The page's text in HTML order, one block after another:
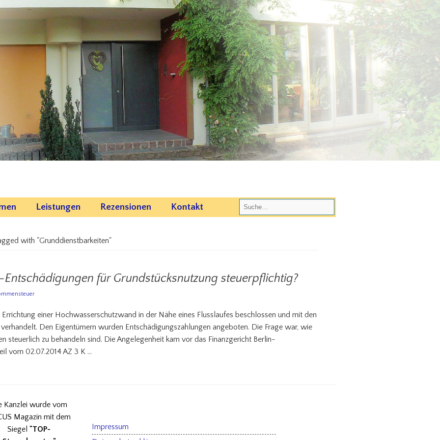
Leistungen Rezensionen Kontakt
with "Grunddienstbarkeiten"
für Grundstücksnutzung steuerpflichtig?
einer Hochwasserschutzwand in der Nähe eines Flusslaufes beschlossen und mit den
Den Eigentümern wurden Entschädigungszahlungen angeboten. Die Frage war, wie
steuerlich zu behandeln sind. Die Angelegenheit kam vor das Finanzgericht Berlin-
vom 02.07.2014 AZ 3 K …
Kanzlei wurde vom
Magazin mit dem
Siegel"TOP-
Impressum